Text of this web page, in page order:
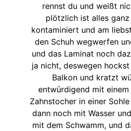
rennst du und weißt
plötzlich ist alles
kontaminiert und am
den Schuh wegwerfen
und das Laminat noch
ja nicht, deswegen
Balkon und kratzt
entwürdigend mit
Zahnstocher in einer
dann noch mit Wasser
mit dem Schwamm, und